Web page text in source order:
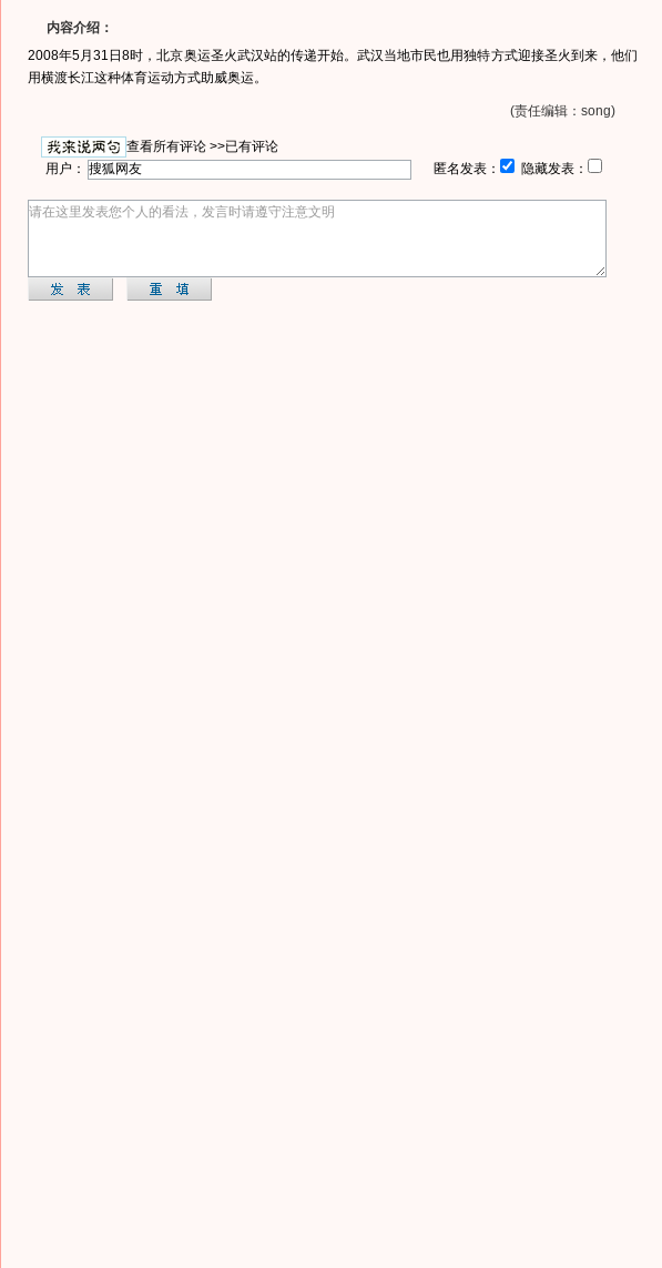
内容介绍：
2008年5月31日8时，北京奥运圣火武汉站的传递开始。武汉当地市民也用独特方式迎接圣火到来，他们
用横渡长江这种体育运动方式助威奥运。
(责任编辑：song)
查看所有评论 >>已有评论
用户：
匿名发表： 隐藏发表：